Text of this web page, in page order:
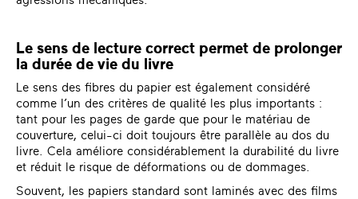
Le sens de lecture correct permet de prolonger
la durée de vie du livre
Le sens des fibres du papier est également considéré
comme l’un des critères de qualité les plus importants :
tant pour les pages de garde que pour le matériau de
couverture, celui-ci doit toujours être parallèle au dos du
livre. Cela améliore considérablement la durabilité du livre
et réduit le risque de déformations ou de dommages.
Souvent, les papiers standard sont laminés avec des films